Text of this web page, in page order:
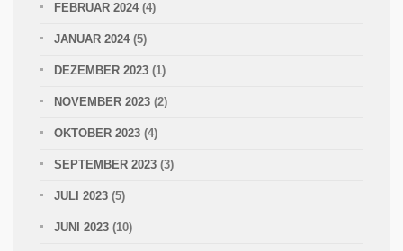
FEBRUAR 2024 (4)
JANUAR 2024 (5)
DEZEMBER 2023 (1)
NOVEMBER 2023 (2)
OKTOBER 2023 (4)
SEPTEMBER 2023 (3)
JULI 2023 (5)
JUNI 2023 (10)